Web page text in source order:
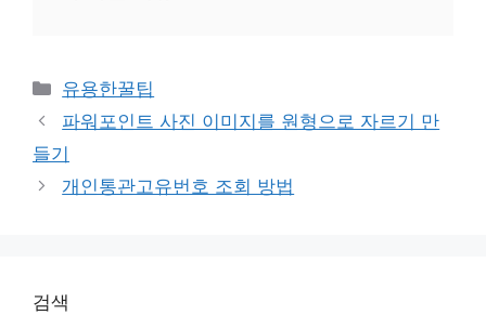
카
테
고
리
유용한꿀팁
파워포인트 사진 이미지를 원형으로 자르기 만
들기
개인통관고유번호 조회 방법
검색